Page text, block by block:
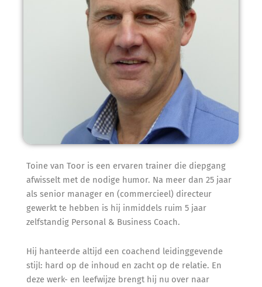
Toine van Toor is een ervaren trainer die diepgang
afwisselt met de nodige humor. Na meer dan 25 jaar
als senior manager en (commercieel) directeur
gewerkt te hebben is hij inmiddels ruim 5 jaar
zelfstandig Personal & Business Coach.
Hij hanteerde altijd een coachend leidinggevende
stijl: hard op de inhoud en zacht op de relatie. En
deze werk- en leefwijze brengt hij nu over naar